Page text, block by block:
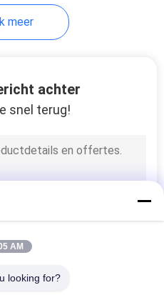
meer
achter
snel terug!
AM
looking for?